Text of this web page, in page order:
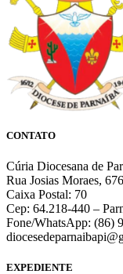
CONTATO
Cúria Diocesana de
Rua Josias Moraes,
Caixa Postal: 70
Cep: 64.218-440 –
Fone/WhatsApp: (86)
EXPEDIENTE